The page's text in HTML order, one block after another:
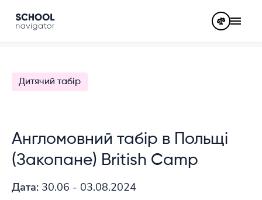
Дитячий табір
Англомовний табір в Польщі
(Закопане) British Camp
Дата: 30.06 - 03.08.2024